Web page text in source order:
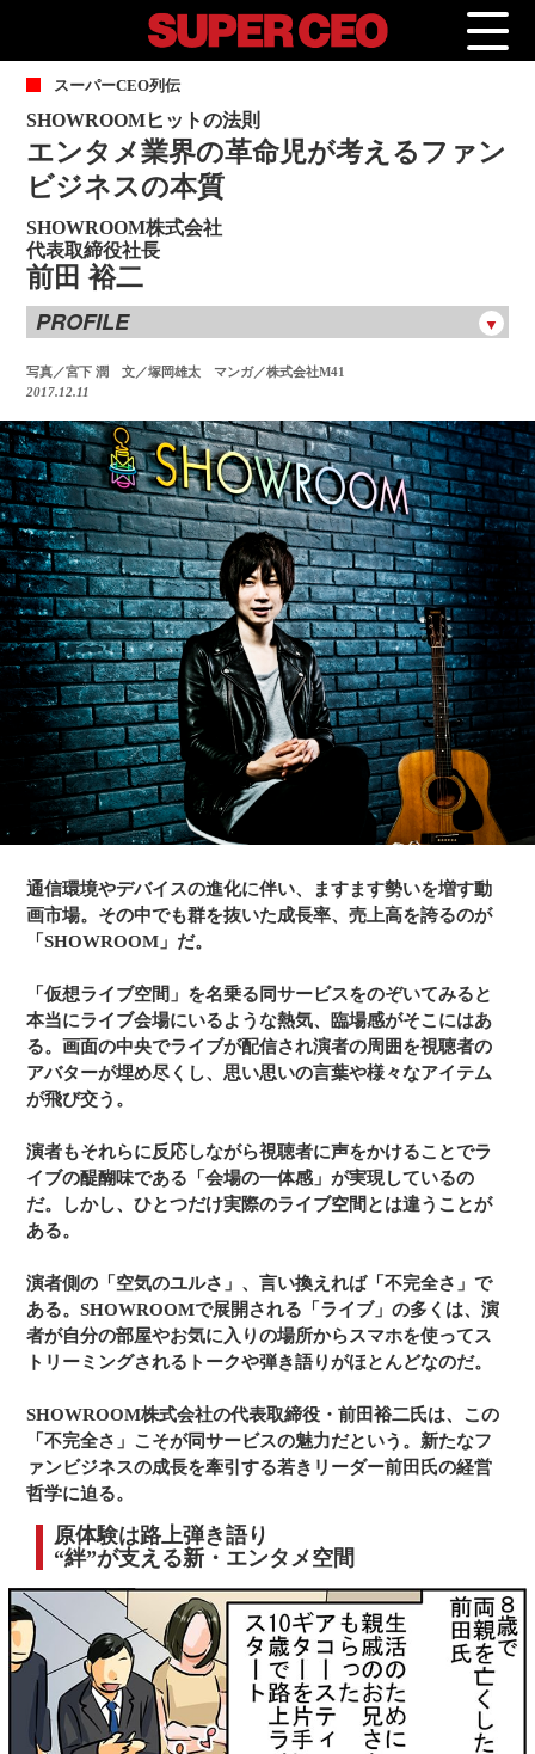
スーパーCEO列伝
SHOWROOMヒットの法則
エンタメ業界の革命児が考えるファン
ビジネスの本質
SHOWROOM株式会社
代表取締役社長
前田 裕二
PROFILE
前田 裕二 まえだ ゆうじ
1987年東京生まれ。8歳で両親を亡くし、兄とともに親類の家
で暮らす。自力で稼げるように、とギターの弾き語りを始め
たことで「人は絆にお金を払う」という、その後のビジネス
に繋がる原体験を得る。早稲田大学政治経済学部を卒業後、
UBS証券に入社。若手としては異例の業績を上げ、24歳でニ
ューヨークに赴任すると、そこでも大きな成果を叩き出す。
そんななか、家族のように慕っていた親戚の死をきっかけに
「ゼロから新しい価値を創り出したい」と同社を退職。南場
智子氏に事業立ち上げの相談したことがきっかけで、2013年5
月にDeNA入社。同年11月に仮想ライブ空間「SHOWROOM」
をオープン、2015年8月に同事業を分社化したSHOWROOM
株式会社を設立、代表取締役社長に就任する。
写真／宮下 潤 文／塚岡雄太 マンガ／株式会社M41
2017.12.11
通信環境やデバイスの進化に伴い、ますます勢いを増す動
画市場。その中でも群を抜いた成長率、売上高を誇るのが
「SHOWROOM」だ。
「仮想ライブ空間」を名乗る同サービスをのぞいてみると
本当にライブ会場にいるような熱気、臨場感がそこにはあ
る。画面の中央でライブが配信され演者の周囲を視聴者の
アバターが埋め尽くし、思い思いの言葉や様々なアイテム
が飛び交う。
演者もそれらに反応しながら視聴者に声をかけることでラ
イブの醍醐味である「会場の一体感」が実現しているの
だ。しかし、ひとつだけ実際のライブ空間とは違うことが
ある。
演者側の「空気のユルさ」、言い換えれば「不完全さ」で
ある。SHOWROOMで展開される「ライブ」の多くは、演
者が自分の部屋やお気に入りの場所からスマホを使ってス
トリーミングされるトークや弾き語りがほとんどなのだ。
SHOWROOM株式会社の代表取締役・前田裕二氏は、この
「不完全さ」こそが同サービスの魅力だという。新たなフ
ァンビジネスの成長を牽引する若きリーダー前田氏の経営
哲学に迫る。
原体験は路上弾き語り
“絆”が支える新・エンタメ空間